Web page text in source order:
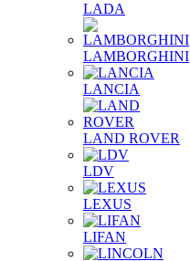
LADA
LAMBORGHINI
LANCIA
LAND ROVER
LDV
LEXUS
LIFAN